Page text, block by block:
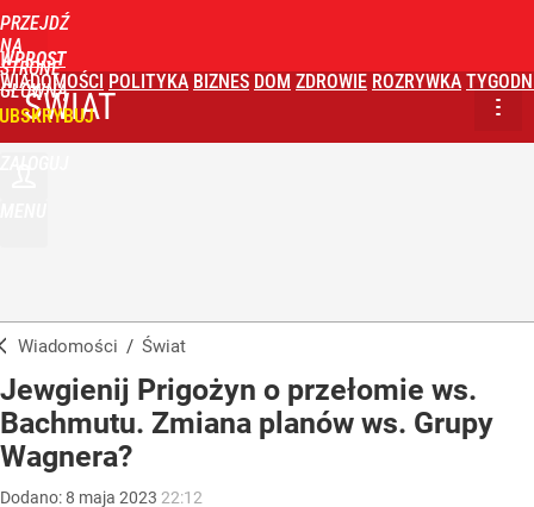
PRZEJDŹ
NA
STRONĘ
GŁÓWNĄ
WPROST
WIADOMOŚCI POLITYKA BIZNES DOM ZDROWIE ROZRYWKA
ŚWIAT
Wiadomości / Świat
Jewgienij Prigożyn o przełomie ws.
Bachmutu. Zmiana planów ws. Grupy
Wagnera?
Dodano:8 maja 2023 22:12